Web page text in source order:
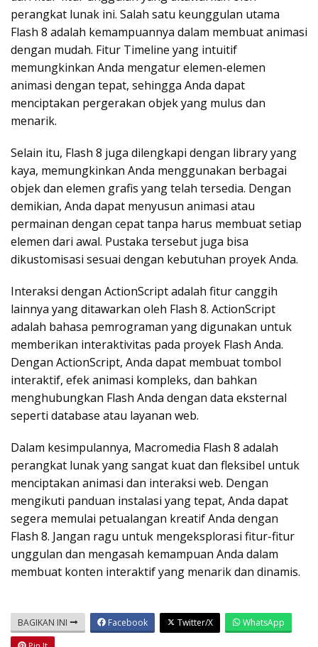
perangkat lunak ini. Salah satu keunggulan utama
Flash 8 adalah kemampuannya dalam membuat animasi
dengan mudah. Fitur Timeline yang intuitif
memungkinkan Anda mengatur elemen-elemen
animasi dengan tepat, sehingga Anda dapat
menciptakan pergerakan objek yang mulus dan
menarik.
Selain itu, Flash 8 juga dilengkapi dengan library yang
kaya, memungkinkan Anda menggunakan berbagai
objek dan elemen grafis yang telah tersedia. Dengan
demikian, Anda dapat menyusun animasi atau
permainan dengan cepat tanpa harus membuat setiap
elemen dari awal. Pustaka tersebut juga bisa
dikustomisasi sesuai dengan kebutuhan proyek Anda.
Interaksi dengan ActionScript adalah fitur canggih
lainnya yang ditawarkan oleh Flash 8. ActionScript
adalah bahasa pemrograman yang digunakan untuk
memberikan interaktivitas pada proyek Flash Anda.
Dengan ActionScript, Anda dapat membuat tombol
interaktif, efek animasi kompleks, dan bahkan
menghubungkan Flash Anda dengan data eksternal
seperti database atau layanan web.
Dalam kesimpulannya, Macromedia Flash 8 adalah
perangkat lunak yang sangat kuat dan fleksibel untuk
menciptakan animasi dan interaksi web. Dengan
mengikuti panduan instalasi yang tepat, Anda dapat
segera memulai petualangan kreatif Anda dengan
Flash 8. Jangan ragu untuk mengeksplorasi fitur-fitur
unggulan dan mengasah kemampuan Anda dalam
membuat konten interaktif yang menarik dan dinamis.
BAGIKAN INI Facebook Twitter/X
WhatsApp